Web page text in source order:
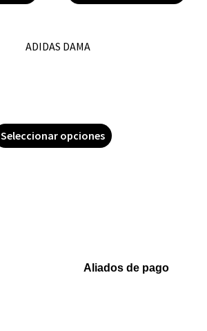
Seleccionar opciones
Aliados de pago